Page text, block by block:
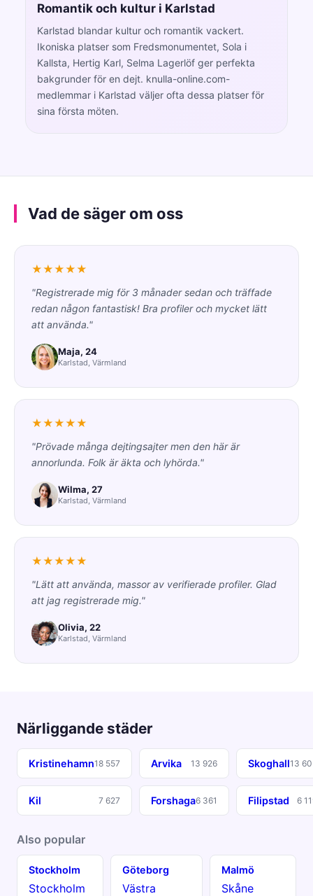
Romantik och kultur i Karlstad
Karlstad blandar kultur och romantik vackert.
Ikoniska platser som Fredsmonumentet, Sola i
Kallsta, Hertig Karl, Selma Lagerlöf ger perfekta
bakgrunder för en dejt. knulla-online.com-
medlemmar i Karlstad väljer ofta dessa platser för
sina första möten.
Vad de säger om oss
★★★★★
"Registrerade mig för 3 månader sedan och träffade
redan någon fantastisk! Bra profiler och mycket lätt
att använda."
Maja, 24
Karlstad, Värmland
★★★★★
"Prövade många dejtingsajter men den här är
annorlunda. Folk är äkta och lyhörda."
Wilma, 27
Karlstad, Värmland
★★★★★
"Lätt att använda, massor av verifierade profiler. Glad
att jag registrerade mig."
Olivia, 22
Karlstad, Värmland
Närliggande städer
Kristinehamn18 557 Arvika 13 926 Skoghall13
Kil 7 627 Forshaga6 361 Filipstad 6
Also popular
Stockholm
Stockholm
Göteborg
Västra
Malmö
Skåne